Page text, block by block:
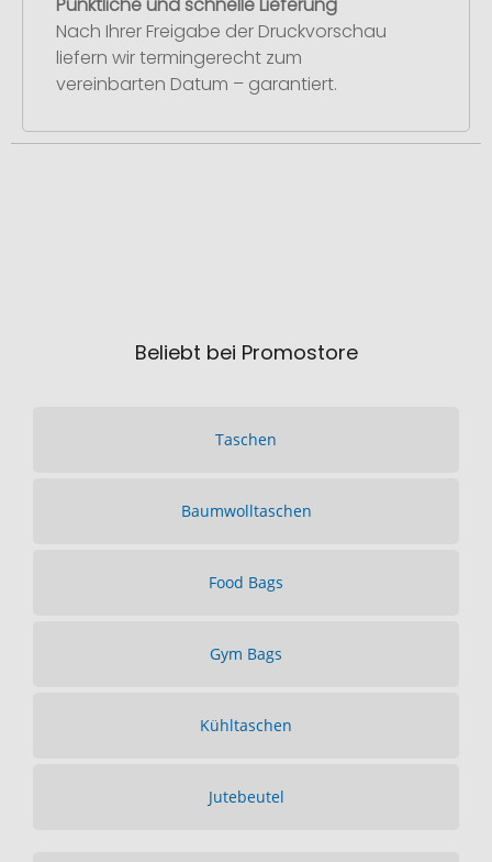
Nach Ihrer Freigabe der Druckvorschau
liefern wir termingerecht zum
vereinbarten Datum – garantiert.
Beliebt bei Promostore
Taschen
Baumwolltaschen
Food Bags
Gym Bags
Kühltaschen
Jutebeutel